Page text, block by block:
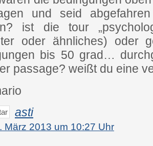
und seid
ist die tour
oder ähnliches) oder
bis 50 grad…
passage? weißt du eine
asti
März 2013 um 10:27 Uhr